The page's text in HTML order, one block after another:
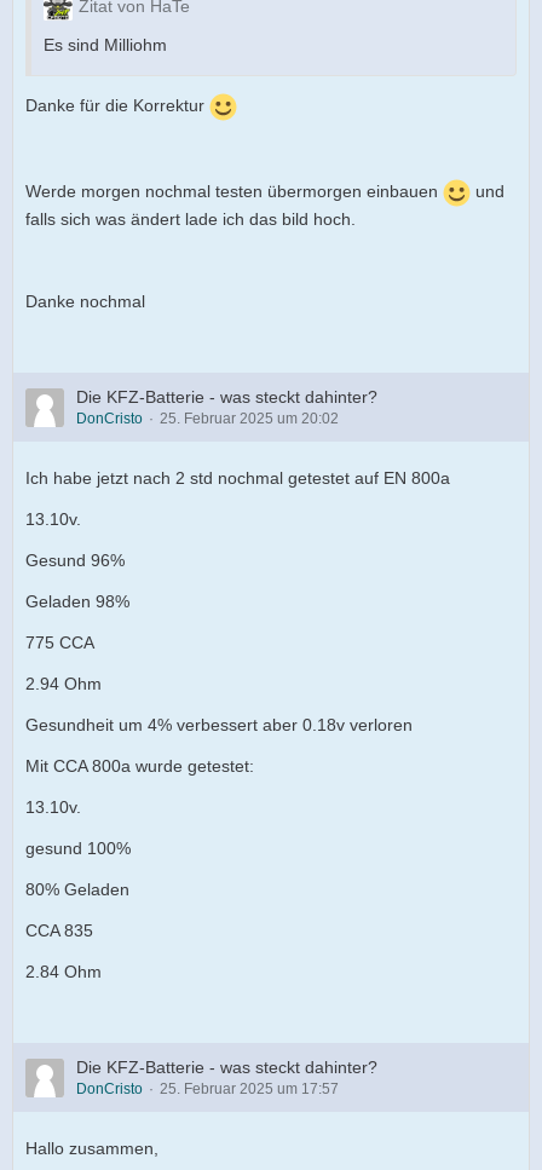
Zitat von HaTe
Es sind Milliohm
Danke für die Korrektur
Werde morgen nochmal testen übermorgen einbauen
und
falls sich was ändert lade ich das bild hoch.
Danke nochmal
Die KFZ-Batterie - was steckt dahinter?
DonCristo 25. Februar 2025 um 20:02
Ich habe jetzt nach 2 std nochmal getestet auf EN 800a
13.10v.
Gesund 96%
Geladen 98%
775 CCA
2.94 Ohm
Gesundheit um 4% verbessert aber 0.18v verloren
Mit CCA 800a wurde getestet:
13.10v.
gesund 100%
80% Geladen
CCA 835
2.84 Ohm
Die KFZ-Batterie - was steckt dahinter?
DonCristo 25. Februar 2025 um 17:57
Hallo zusammen,